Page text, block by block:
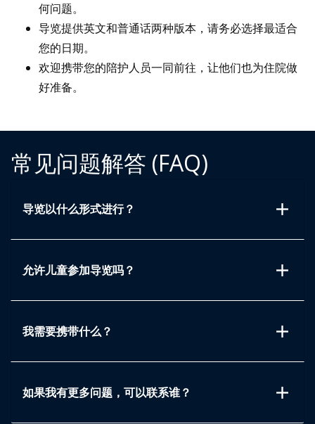
何问题。
导览提供英文和普通话两种版本，请务必选择最适合
您的日期。
欢迎携带您的陪护人员一同前往，让他们也为住院做
好准备。
常见问题解答 (FAQ)
导览以什么形式进行？ add
允许儿童参加导览吗？ add
我需要携带什么？ add
如果我有更多问题，可以联系谁？ add